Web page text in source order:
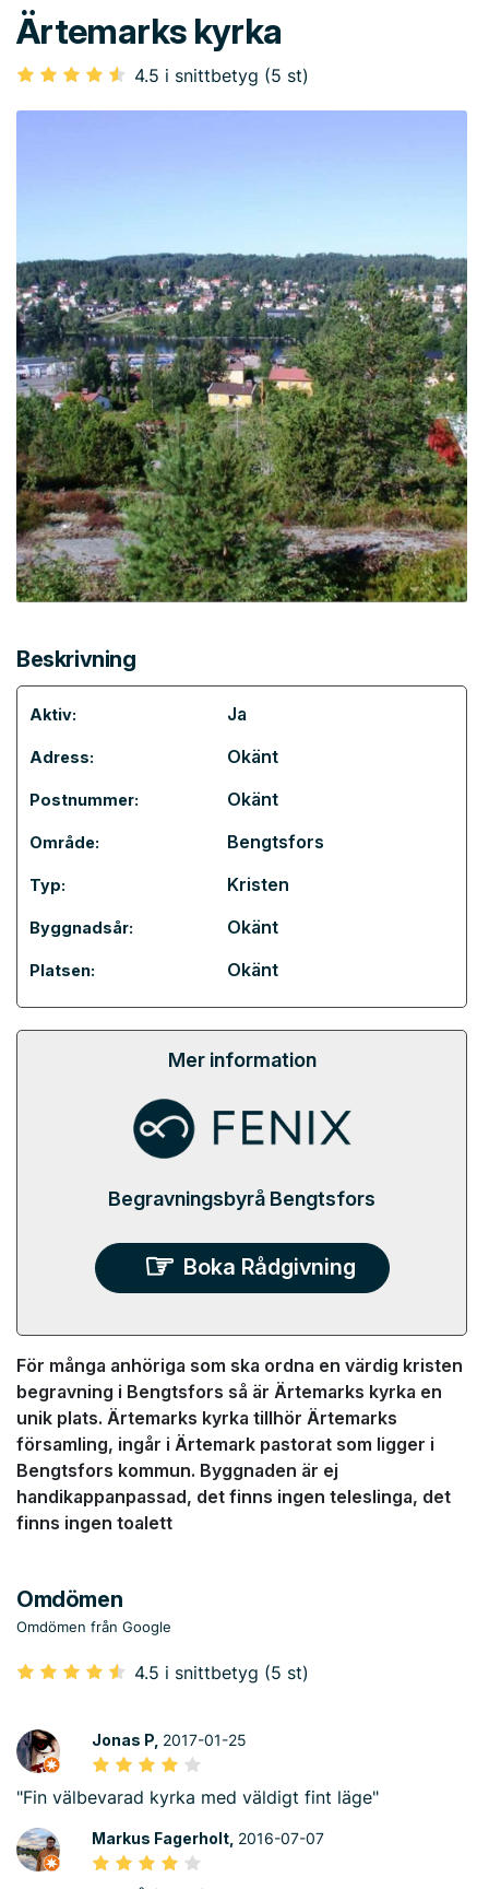
Ärtemarks kyrka
4.5 i snittbetyg (5 st)
Beskrivning
Aktiv: Ja
Adress: Okänt
Postnummer: Okänt
Område: Bengtsfors
Typ: Kristen
Byggnadsår: Okänt
Platsen: Okänt
Mer information
Begravningsbyrå Bengtsfors
Boka Rådgivning
För många anhöriga som ska ordna en värdig kristen
begravning i Bengtsfors så är Ärtemarks kyrka en
unik plats. Ärtemarks kyrka tillhör Ärtemarks
församling, ingår i Ärtemark pastorat som ligger i
Bengtsfors kommun. Byggnaden är ej
handikappanpassad, det finns ingen teleslinga, det
finns ingen toalett
Omdömen
Omdömen från Google
4.5 i snittbetyg (5 st)
Jonas P, 2017-01-25
"Fin välbevarad kyrka med väldigt fint läge"
Markus Fagerholt, 2016-07-07